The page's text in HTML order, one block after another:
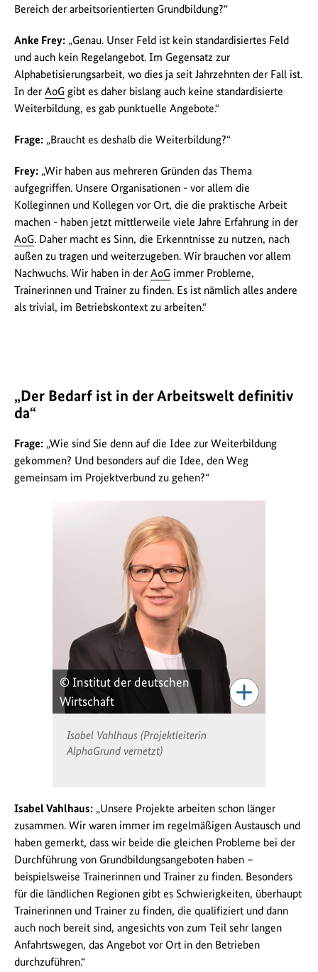
Bereich der arbeitsorientierten Grundbildung?“
Anke Frey: „Genau. Unser Feld ist kein standardisiertes Feld
und auch kein Regelangebot. Im Gegensatz zur
Alphabetisierungsarbeit, wo dies ja seit Jahrzehnten der Fall ist.
In der AoG gibt es daher bislang auch keine standardisierte
Weiterbildung, es gab punktuelle Angebote.“
Frage: „Braucht es deshalb die Weiterbildung?“
Frey: „Wir haben aus mehreren Gründen das Thema
aufgegriffen. Unsere Organisationen - vor allem die
Kolleginnen und Kollegen vor Ort, die die praktische Arbeit
machen - haben jetzt mittlerweile viele Jahre Erfahrung in der
AoG. Daher macht es Sinn, die Erkenntnisse zu nutzen, nach
außen zu tragen und weiterzugeben. Wir brauchen vor allem
Nachwuchs. Wir haben in der AoG immer Probleme,
Trainerinnen und Trainer zu finden. Es ist nämlich alles andere
als trivial, im Betriebskontext zu arbeiten.“
„Der Bedarf ist in der Arbeitswelt definitiv
da“
Frage: „Wie sind Sie denn auf die Idee zur Weiterbildung
gekommen? Und besonders auf die Idee, den Weg
gemeinsam im Projektverbund zu gehen?“
© Institut der deutschen
Wirtschaft
Isabel Vahlhaus (Projektleiterin
AlphaGrund vernetzt)
Isabel Vahlhaus: „Unsere Projekte arbeiten schon länger
zusammen. Wir waren immer im regelmäßigen Austausch und
haben gemerkt, dass wir beide die gleichen Probleme bei der
Durchführung von Grundbildungsangeboten haben –
beispielsweise Trainerinnen und Trainer zu finden. Besonders
für die ländlichen Regionen gibt es Schwierigkeiten, überhaupt
Trainerinnen und Trainer zu finden, die qualifiziert und dann
auch noch bereit sind, angesichts von zum Teil sehr langen
Anfahrtswegen, das Angebot vor Ort in den Betrieben
durchzuführen.“